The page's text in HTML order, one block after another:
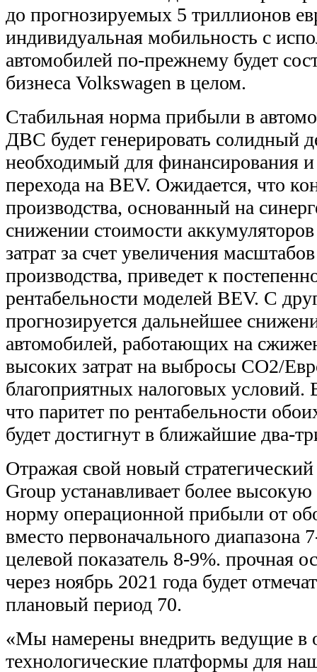
до прогнозируемых 5 триллионов
индивидуальная мобильность с
автомобилей по-прежнему будет
бизнеса Volkswagen в целом.
Стабильная норма прибыли в
ДВС будет генерировать солидный
необходимый для финансирования и
перехода на BEV. Ожидается, что
производства, основанный на
​​снижении стоимости
затрат за счет увеличения
производства, приведет к
рентабельности моделей BEV. С
прогнозируется дальнейшее
автомобилей, работающих на
высоких затрат на выбросы CO2/
благоприятных налоговых условий.
что паритет по рентабельности
будет достигнут в ближайшие два-
Отражая свой новый
Group устанавливает более
норму операционной прибыли от
вместо первоначального диапазона
целевой показатель 8-9%. прочная
через ноябрь 2021 года будет
плановый период 70.
«Мы намерены внедрить ведущие в
технологические платформы для